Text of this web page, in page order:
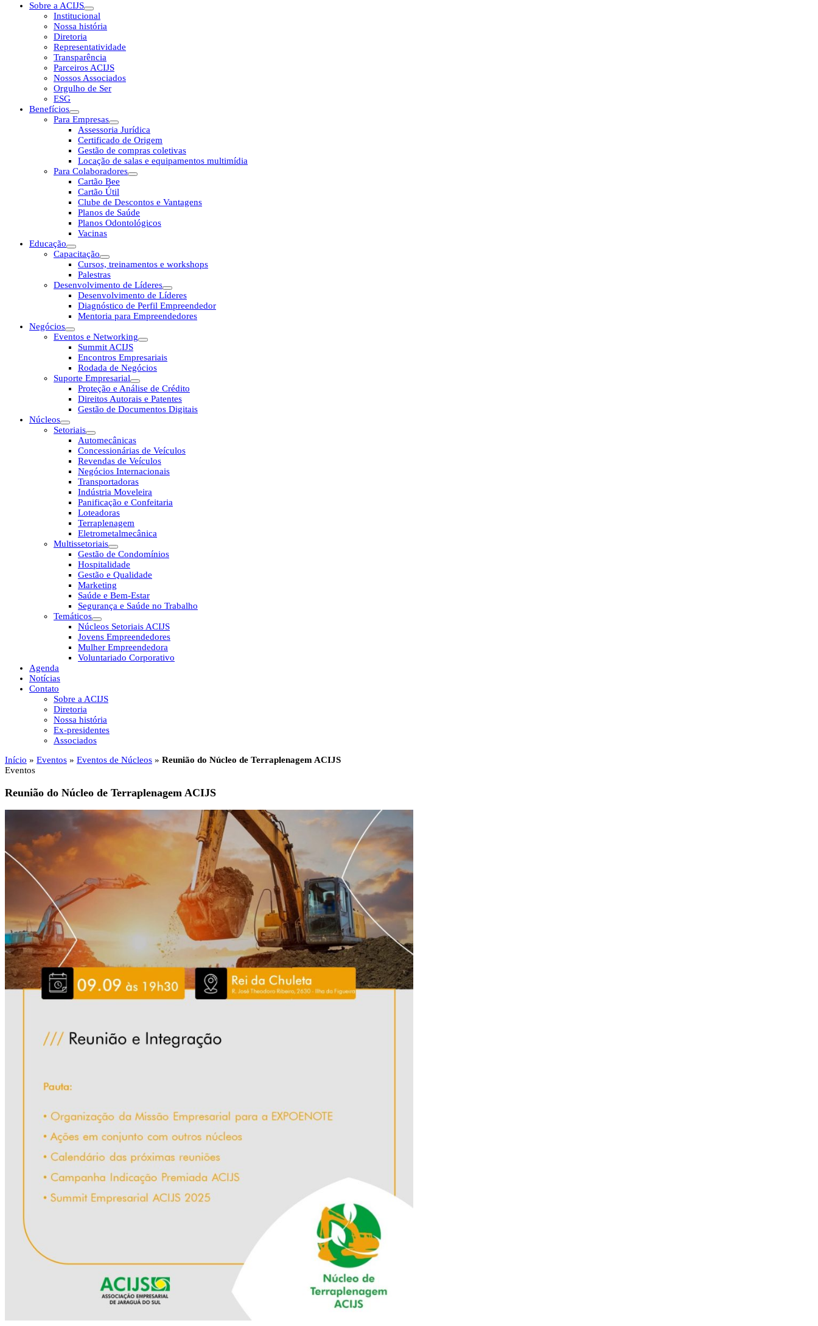
Sobre a ACIJS
Institucional
Nossa história
Diretoria
Representatividade
Transparência
Parceiros ACIJS
Nossos Associados
Orgulho de Ser
ESG
Benefícios
Para Empresas
Assessoria Jurídica
Certificado de Origem
Gestão de compras coletivas
Locação de salas e equipamentos multimídia
Para Colaboradores
Cartão Bee
Cartão Útil
Clube de Descontos e Vantagens
Planos de Saúde
Planos Odontológicos
Vacinas
Educação
Capacitação
Cursos, treinamentos e workshops
Palestras
Desenvolvimento de Líderes
Desenvolvimento de Líderes
Diagnóstico de Perfil Empreendedor
Mentoria para Empreendedores
Negócios
Eventos e Networking
Summit ACIJS
Encontros Empresariais
Rodada de Negócios
Suporte Empresarial
Proteção e Análise de Crédito
Direitos Autorais e Patentes
Gestão de Documentos Digitais
Núcleos
Setoriais
Automecânicas
Concessionárias de Veículos
Revendas de Veículos
Negócios Internacionais
Transportadoras
Indústria Moveleira
Panificação e Confeitaria
Loteadoras
Terraplenagem
Eletrometalmecânica
Multissetoriais
Gestão de Condomínios
Hospitalidade
Gestão e Qualidade
Marketing
Saúde e Bem-Estar
Segurança e Saúde no Trabalho
Temáticos
Núcleos Setoriais ACIJS
Jovens Empreendedores
Mulher Empreendedora
Voluntariado Corporativo
Agenda
Notícias
Contato
Sobre a ACIJS
Diretoria
Nossa história
Ex-presidentes
Associados
Início » Eventos » Eventos de Núcleos » Reunião do Núcleo de Terraplenagem ACIJS
Eventos
Reunião do Núcleo de Terraplenagem ACIJS